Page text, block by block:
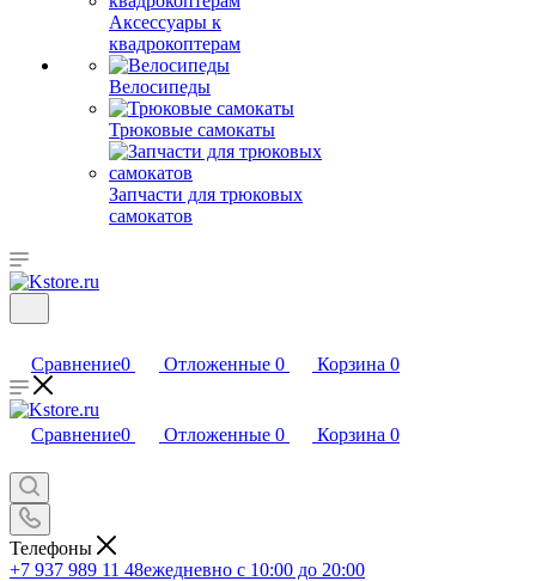
Аксессуары к
квадрокоптерам
Велосипеды
Трюковые самокаты
Запчасти для трюковых
самокатов
Сравнение0 Отложенные 0 Корзина 0
Сравнение0 Отложенные 0 Корзина 0
Телефоны
+7 937 989 11 48ежедневно с 10:00 до 20:00